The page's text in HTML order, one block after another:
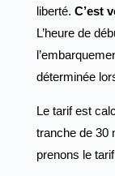
liberté. C’est
L’heure de
déterminée
Le tarif est
tranche de 30
prenons le